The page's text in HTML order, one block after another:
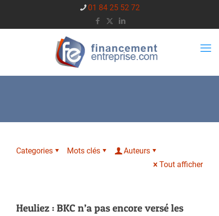
01 84 25 52 72
Categories Mots clés
Auteurs
Tout afficher
Heuliez : BKC n’a pas encore versé les